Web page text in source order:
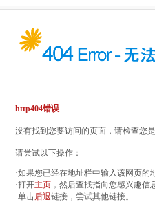
http404错误
没有找到您要访问的页面，请检查您是
请尝试以下操作：
·如果您已经在地址栏中输入该网页的
·打开主页 ，然后查找指向您感兴趣信
·单击后退链接，尝试其他链接。